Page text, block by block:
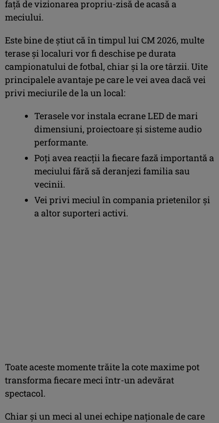
față de vizionarea propriu-zisă de acasă a
meciului.
Este bine de știut că în timpul lui CM 2026, multe
terase și localuri vor fi deschise pe durata
campionatului de fotbal, chiar și la ore târzii. Uite
principalele avantaje pe care le vei avea dacă vei
privi meciurile de la un local:
Terasele vor instala ecrane LED de mari
dimensiuni, proiectoare și sisteme audio
performante.
Poți avea reacții la fiecare fază importantă a
meciului fără să deranjezi familia sau
vecinii.
Vei privi meciul în compania prietenilor și
a altor suporteri activi.
Toate aceste momente trăite la cote maxime pot
transforma fiecare meci într-un adevărat
spectacol.
Chiar și un meci al unei echipe naționale de care